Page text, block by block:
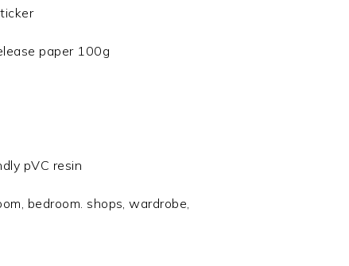
paper 100g
pVC resin
bedroom. shops, wardrobe,